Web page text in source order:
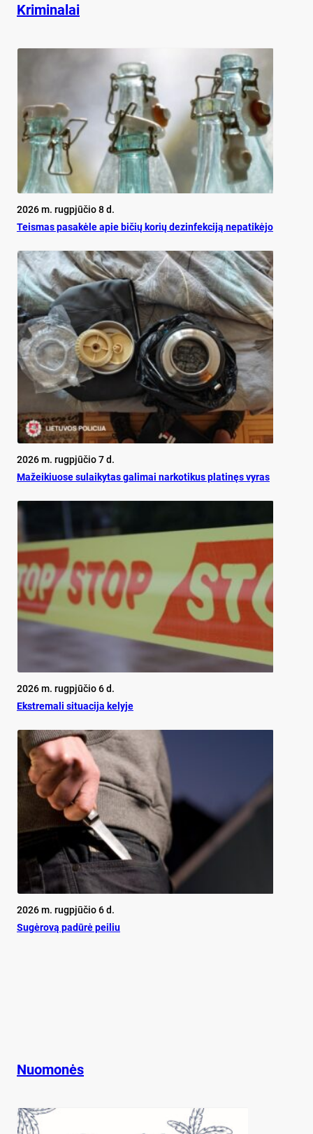
Kriminalai
2026 m. rugpjūčio 8 d.
Teis­mas pa­sa­kė­le apie bi­čių ko­rių de­zin­fek­ci­ją ne­pa­ti­kė­jo
2026 m. rugpjūčio 7 d.
Mažeikiuose sulaikytas galimai narkotikus platinęs vyras
2026 m. rugpjūčio 6 d.
Ekst­re­ma­li si­tua­ci­ja ke­ly­je
2026 m. rugpjūčio 6 d.
Su­gė­ro­vą pa­dū­rė pei­liu
Nuomonės